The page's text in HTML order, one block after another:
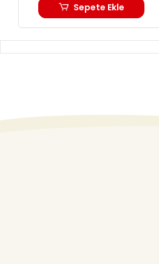
Sepete Ekle